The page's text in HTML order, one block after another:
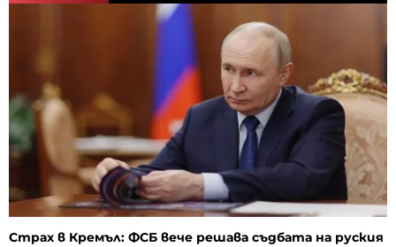
Страх в Кремъл: ФСБ вече решава съдбата на руския